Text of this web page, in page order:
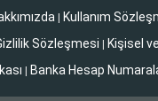
| Kullanım
Sözleşmesi | Kişisel
| Banka Hesap